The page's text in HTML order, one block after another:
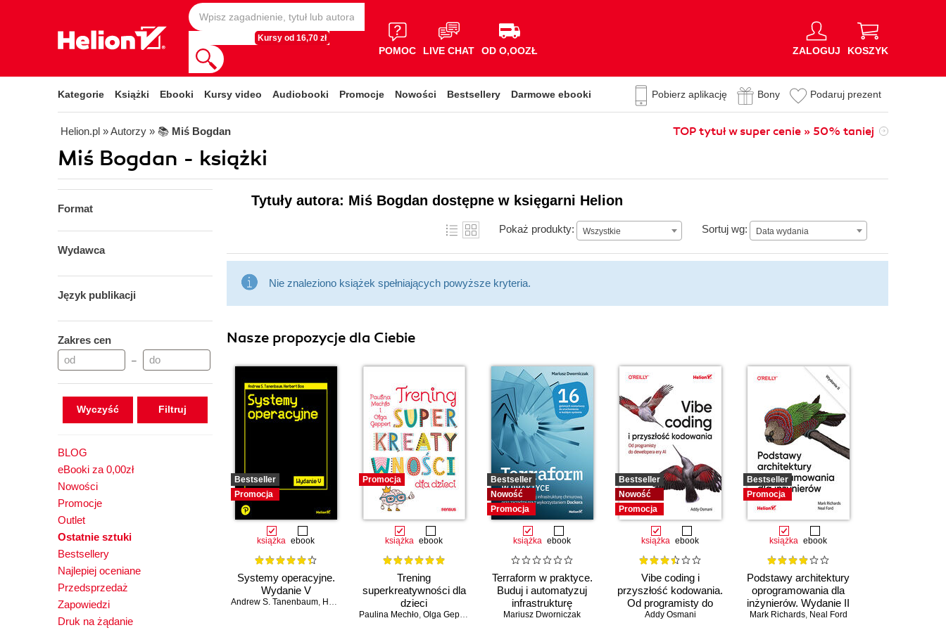
Kursy od 16,70 zł
POMOC LIVE CHAT OD O,OOZŁ ZALOGUJ KOSZYK
Kategorie Książki Ebooki Kursy video Audiobooki Promocje Nowości Bestsellery Darmowe ebooki Pobierz aplikację Bony Podaruj prezent
Helion.pl » Autorzy » 📚 Miś Bogdan TOP tytuł w super cenie » 50% taniej
Miś Bogdan - książki
Format
Wydawca
Język publikacji
Zakres cen
–
Wyczyść
BLOG
eBooki za 0,00zł
Nowości
Promocje
Outlet
Ostatnie sztuki
Bestsellery
Najlepiej oceniane
Przedsprzedaż
Zapowiedzi
Druk na żądanie
Tytuły autora: Miś Bogdan dostępne w księgarni Helion
Pokaż produkty: Wszystkie Sortuj wg: Data wydania
Data wydania
Nie znaleziono książek spełniających powyższe kryteria.
Nasze propozycje dla Ciebie
Bestseller
Promocja
książka ebook
Systemy operacyjne.
Wydanie V
Andrew S. Tanenbaum, Herbert Bos
Promocja
książka ebook
Trening
superkreatywności dla
dzieci
Paulina Mechło, Olga Geppert
Bestseller
Nowość
Promocja
książka ebook
Terraform w praktyce.
Buduj i automatyzuj
infrastrukturę
chmurową oraz
Mariusz Dworniczak
Bestseller
Nowość
Promocja
książka ebook
Vibe coding i
przyszłość kodowania.
Od programisty do
dewelopera ery AI
Addy Osmani
Bestseller
Promocja
książka ebook
Podstawy architektury
oprogramowania dla
inżynierów. Wydanie II
Mark Richards, Neal Ford